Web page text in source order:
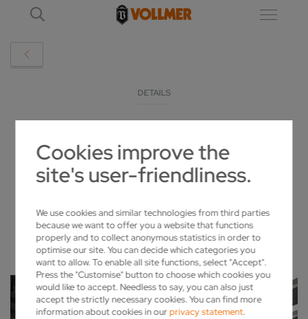
Cookies improve the
site's user-friendliness.
We use cookies and similar technologies from third parties
because we want to offer you a website that functions
properly and to collect anonymous statistics in order to
optimise our site. You can decide which categories you
want to allow. To enable all site functions, select "Accept".
Press the "Customise" button to choose which cookies you
would like to accept. Needless to say, you can also just
accept the strictly necessary cookies. You can find more
information about cookies in ourprivacy statement.
DETAILS
EMO 2021: VOLLMER ZEIGT IN MAILAND
NEUE MASCHINEN